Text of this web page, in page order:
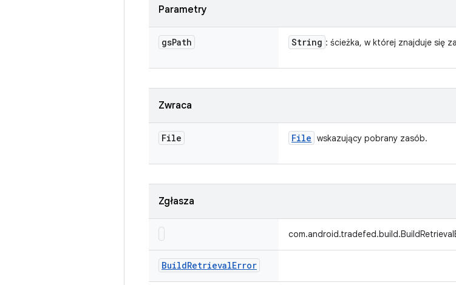
Parametry
gsPath String : ścieżka, w której znajduje się
Zwraca
File File wskazujący pobrany zasób.
Zgłasza
BuildRetrievalError